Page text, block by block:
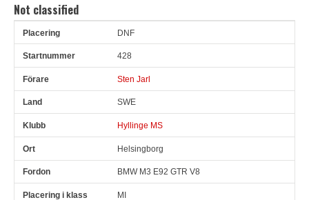
Not classified
Pl Snr Land
DNF
428
Sten Jarl
SWE
Hyllinge MS
Helsingborg
BMW M3 E92 GTR V8
MI